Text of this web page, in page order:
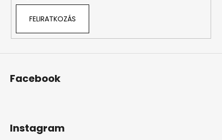
FELIRATKOZÁS
Facebook
Instagram